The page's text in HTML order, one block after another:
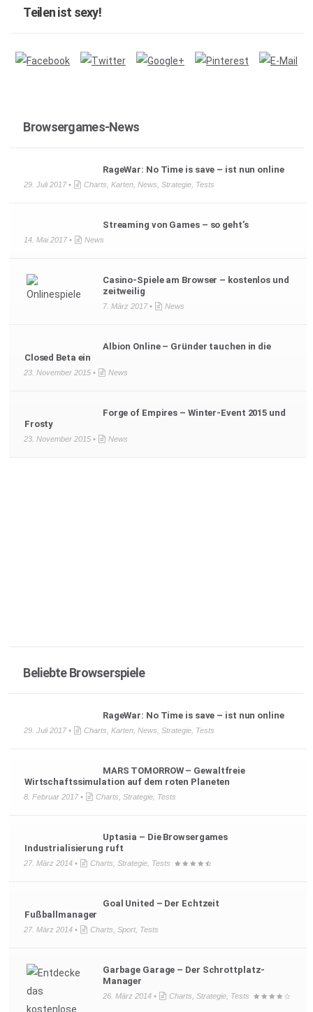
Teilen ist sexy!
Browsergames-News
RageWar: No Time is save – ist nun online
29. Juli 2017 • Charts Karten, News Strategie, Tests
Streaming von Games – so geht’s
14. Mai 2017 • News
Casino-Spiele am Browser – kostenlos und
zeitweilig
7. März 2017 • News
Albion Online – Gründer tauchen in die
Closed Beta ein
23. November 2015 • News
Forge of Empires – Winter-Event 2015 und
Frosty
23. November 2015 • News
Beliebte Browserspiele
RageWar: No Time is save – ist nun online
29. Juli 2017 • Charts Karten, News Strategie, Tests
MARS TOMORROW – Gewaltfreie
Wirtschaftssimulation auf dem roten Planeten
8. Februar 2017 • Charts Strategie, Tests
Uptasia – Die Browsergames
Industrialisierung ruft
27. März 2014 • Charts Strategie, Tests
Goal United – Der Echtzeit
Fußballmanager
27. März 2014 • Charts Sport, Tests
Garbage Garage – Der Schrottplatz-
Manager
26. März 2014 • Charts Strategie, Tests